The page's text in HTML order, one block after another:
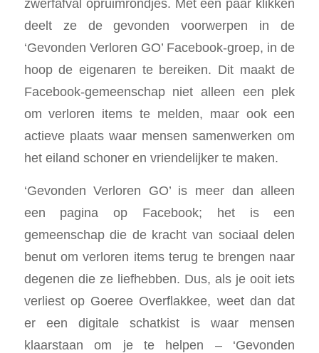
zwerfafval opruimrondjes. Met een paar klikken
deelt ze de gevonden voorwerpen in de
‘Gevonden Verloren GO’ Facebook-groep, in de
hoop de eigenaren te bereiken. Dit maakt de
Facebook-gemeenschap niet alleen een plek
om verloren items te melden, maar ook een
actieve plaats waar mensen samenwerken om
het eiland schoner en vriendelijker te maken.
‘Gevonden Verloren GO’ is meer dan alleen
een pagina op Facebook; het is een
gemeenschap die de kracht van sociaal delen
benut om verloren items terug te brengen naar
degenen die ze liefhebben. Dus, als je ooit iets
verliest op Goeree Overflakkee, weet dan dat
er een digitale schatkist is waar mensen
klaarstaan om je te helpen – ‘Gevonden